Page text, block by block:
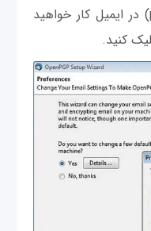
HTML با متن ساده (plain-text) در ایمیل کار خواهید